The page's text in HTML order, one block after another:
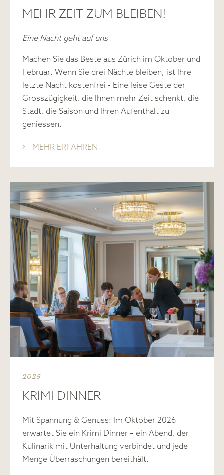
MEHR ZEIT ZUM BLEIBEN!
Eine Nacht geht auf uns
Machen Sie das Beste aus Zürich im Oktober und
Februar. Wenn Sie drei Nächte bleiben, ist Ihre
letzte Nacht kostenfrei - Eine leise Geste der
Grosszügigkeit, die Ihnen mehr Zeit schenkt, die
Stadt, die Saison und Ihren Aufenthalt zu
geniessen.
MEHR ERFAHREN
2026
KRIMI DINNER
Mit Spannung & Genuss: Im Oktober 2026
erwartet Sie ein Krimi Dinner – ein Abend, der
Kulinarik mit Unterhaltung verbindet und jede
Menge Überraschungen bereithält.